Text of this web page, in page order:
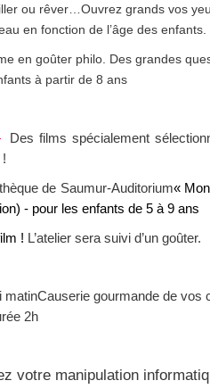
ou rêver…Ouvrez grands vos
en fonction de l’âge des
en goûter philo. Des grandes
à partir de 8 ans
Des films spécialement
de Saumur-Auditorium«
- pour les enfants de 5 à 9 ans
! L’atelier sera suivi d’un goûter.
matinCauserie gourmande de
2h
votre manipulation